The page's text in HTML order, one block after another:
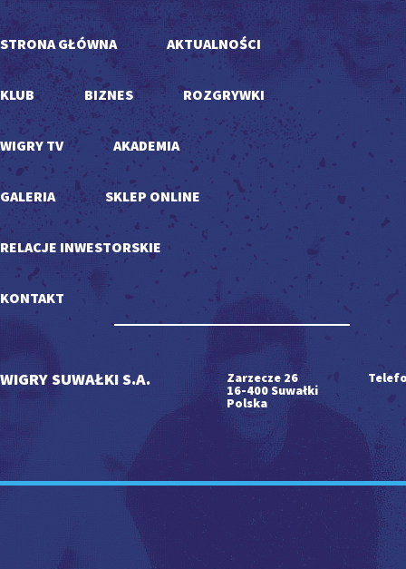
STRONA GŁÓWNA AKTUALNOŚCI
KLUB BIZNES ROZGRYWKI
WIGRY TV AKADEMIA
GALERIA SKLEP ONLINE
RELACJE INWESTORSKIE
KONTAKT
WIGRY SUWAŁKI S.A. Zarzecze 26
16-400 Suwałki
Polska